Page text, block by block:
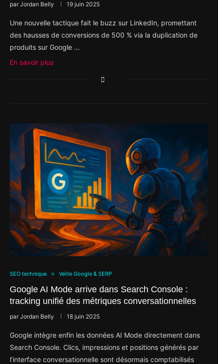
parJordan Belly 19 juin 2025
Une nouvelle tactique fait le buzz sur LinkedIn, promettant
des hausses de conversions de 500 % via la duplication de
produits sur Google …
En savoir plus
SEO technique Veille Google & SERP
Google AI Mode arrive dans Search Console :
tracking unifié des métriques conversationnelles
parJordan Belly 18 juin 2025
Google intègre enfin les données AI Mode directement dans
Search Console. Clics, impressions et positions générés par
l’interface conversationnelle sont désormais comptabilisés